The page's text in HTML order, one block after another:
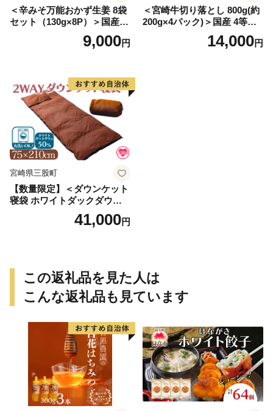
＜辛みそ万能おかず生姜 8袋
セット（130g×8P）＞国産生
姜を細かく刻み旨みのある味
噌と唐辛子を加えた万能おか
9,000円
＜宮崎牛切り落とし 800g(約
200g×4パック)＞国産 4等級
以上 A5ランク A4ランク 1キ
ロ 黒毛和牛 牛肉 霜降り ギフ
14,000円
宮崎県三股町
【数量限定】＜ダウンケット
寝袋 ホワイトダックダウン5
0% フェザー50% 充填量0.3k
g ブラウン限定コンパクト収
フ】
41,000円
この返礼品を見た人は
こんな返礼品も見ています